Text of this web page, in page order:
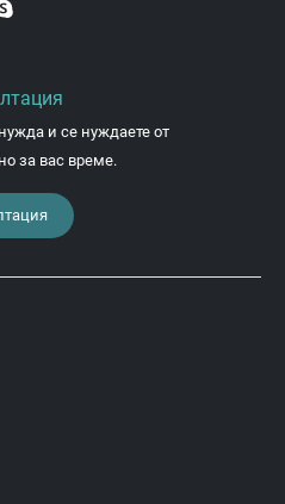
и се нуждаете от
за вас време.